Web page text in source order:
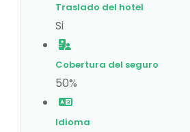
Traslado del hotel
Si
Cobertura del seguro
50%
Idioma